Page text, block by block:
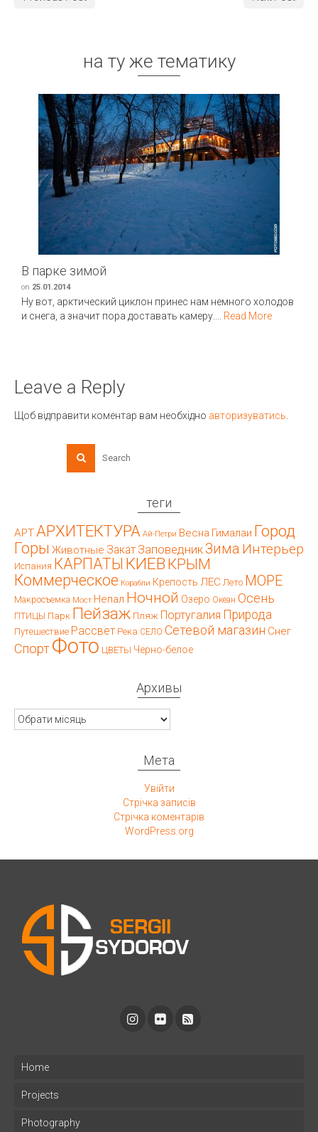
на ту же тематику
В парке зимой
on 25.01.2014
Ну вот, арктический циклон принес нам немного холодов
и снега, а значит пора доставать камеру.... Read More
Leave a Reply
Щоб відправити коментар вам необхідно авторизуватись
теги
АРТ АРХИТЕКТУРА Ай-Петри Весна Гималаи Город
Горы Животные Закат ЗаповедникЗима Интерьер
Испания КАРПАТЫ КИЕВ КРЫМ
Коммерческое Корабли Крепость ЛЕС Лето МОРЕ
Макросъемка Мост Непал Ночной Озеро Океан Осень
ПТИЦЫ Парк Пейзаж Пляж Португалия Природа
Путешествие Рассвет Река СЕЛО Сетевой магазин Снег
СпортФото ЦВЕТЫ Черно-белое
Архивы
Архивы
Мета
Увійти
Стрічка записів
Стрічка коментарів
WordPress.org
Home
Projects
Photography